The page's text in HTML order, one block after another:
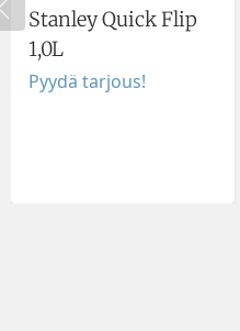
Stanley Quick Flip
1,0L
Pyydä tarjous!